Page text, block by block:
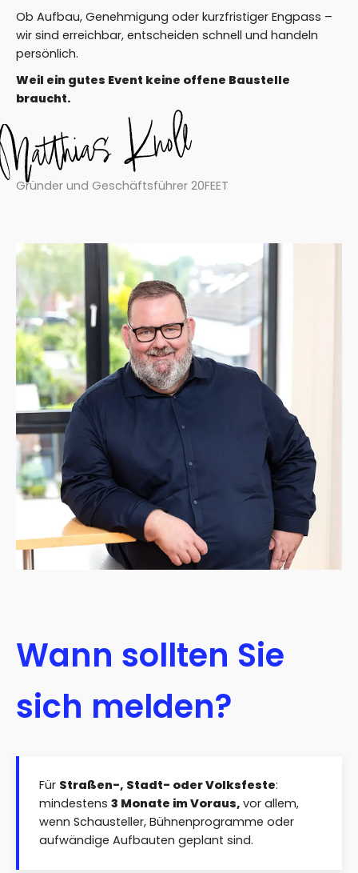
Ob Aufbau, Genehmigung oder kurzfristiger Engpass –
wir sind erreichbar, entscheiden schnell und handeln
persönlich.
Weil ein gutes Event keine offene Baustelle
braucht.
Gründer und Geschäftsführer 20FEET
Wann sollten Sie
sich melden?
Für Straßen-, Stadt- oder Volksfeste:
mindestens 3 Monate im Voraus, vor allem,
wenn Schausteller, Bühnenprogramme oder
aufwändige Aufbauten geplant sind.